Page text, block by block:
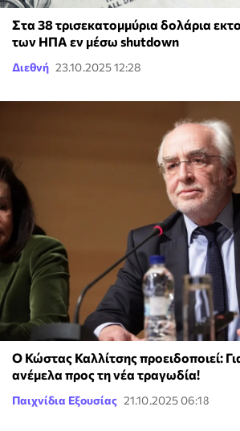
Στα 38 τρισεκατομμύρια δολάρια
των ΗΠΑ εν μέσω shutdown
Διεθνή 23.10.2025 12:28
Ο Κώστας Καλλίτσης προειδοποιεί:
ανέμελα προς τη νέα τραγωδία!
Παιχνίδια Εξουσίας 21.10.2025 06:18